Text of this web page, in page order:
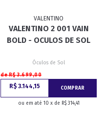
VALENTINO
VALENTINO 2 001 VAIN
BOLD - OCULOS DE SOL
Óculos de Sol
de R$ 3.699,00
R$ 3.144,15 COMPRAR
ou em até 10 x de R$ 314,41